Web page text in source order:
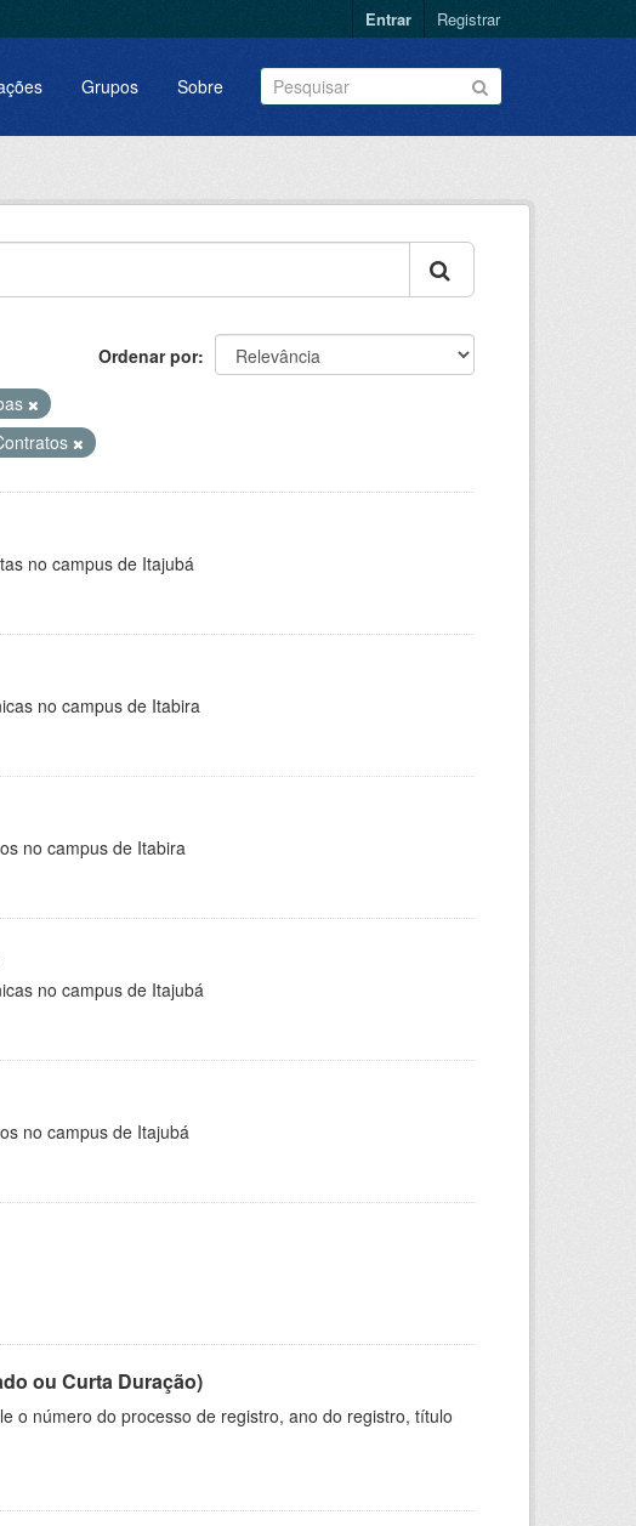
Entrar Registrar
Grupos Sobre
Ordenar por
no campus de Itajubá
no campus de Itabira
no campus de Itabira
no campus de Itajubá
no campus de Itajubá
ou Curta Duração)
o número do processo de registro, ano do registro, título